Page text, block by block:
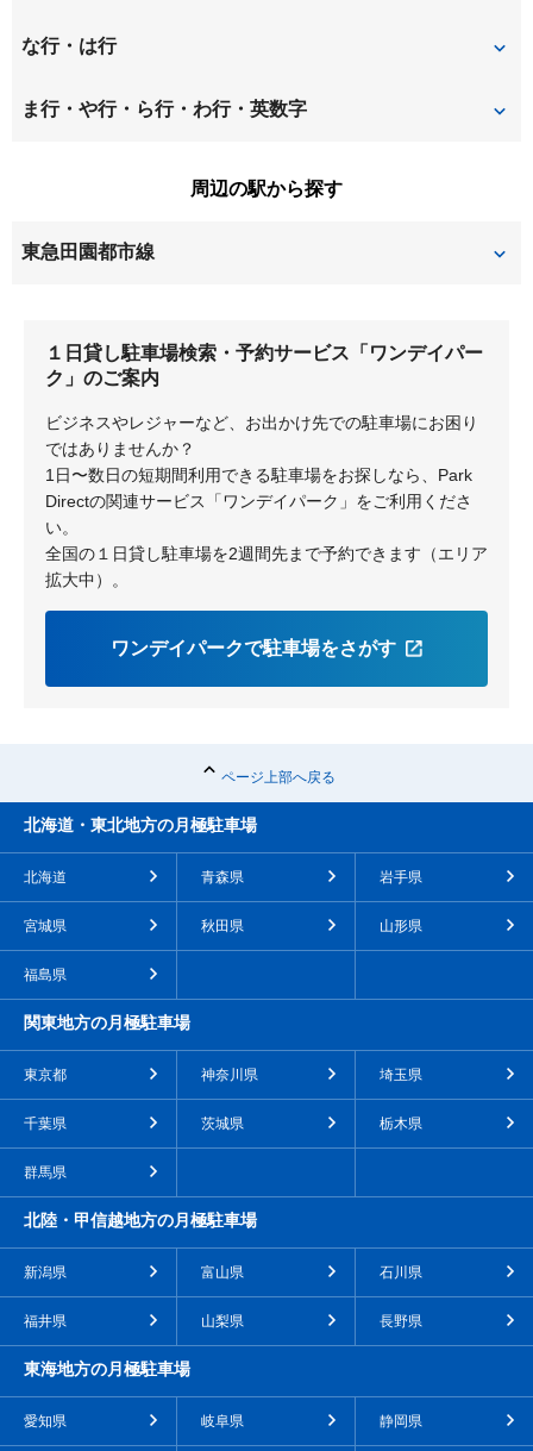
榎が丘
黒須田
桜台
すすき野 すみよし台
な行・は行
虹ケ丘 白山
ま行・や行・ら行・わ行・英数字
周辺の駅から探す
東急田園都市線
１日貸し駐車場検索・予約サービス「ワンデイパー
ク」のご案内
ビジネスやレジャーなど、お出かけ先での駐車場にお困り
ではありませんか？
1日〜数日の短期間利用できる駐車場をお探しなら、Park
Directの関連サービス「ワンデイパーク」をご利用くださ
い。
全国の１日貸し駐車場を2週間先まで予約できます（エリア
拡大中）。
ワンデイパークで駐車場をさがす
ページ上部へ戻る
北海道・東北地方の月極駐車場
北海道 青森県 岩手県
宮城県 秋田県 山形県
福島県
関東地方の月極駐車場
東京都 神奈川県 埼玉県
千葉県 茨城県 栃木県
群馬県
北陸・甲信越地方の月極駐車場
新潟県 富山県 石川県
福井県 山梨県 長野県
東海地方の月極駐車場
愛知県 岐阜県 静岡県